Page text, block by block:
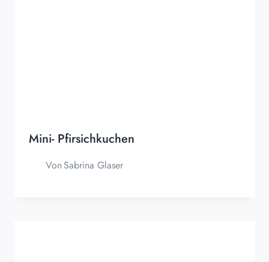
Mini- Pfirsichkuchen
VonSabrina Glaser